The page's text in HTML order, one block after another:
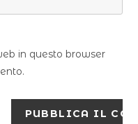
in questo browser